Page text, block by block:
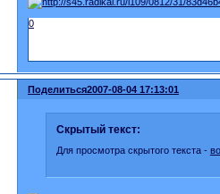
0
Поделиться2007-08-04 17:13:01
Скрытый текст:
Для просмотра скрытого текста -